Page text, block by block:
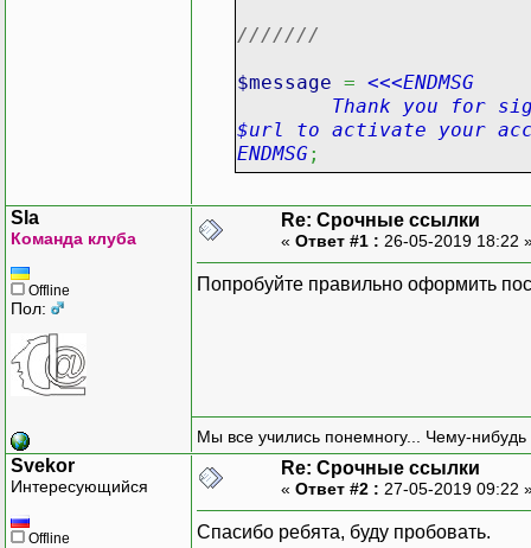
///////
$message = <<<ENDMSG
Thank you for
$url to activate your
ENDMSG;
mail($address, "Activate
///////
// получаем токен
throw newException(
}
В таком исполнении
// проверяем токен
$query = $db-
Sla
Команда клуба
Offline
Пол:
Re: Срочные ссылки
« Ответ #1 : 26-05-2019 18:22
Попробуйте правильно оформить
Мы все учились понемногу... Чему-нибудь
Svekor
Интересующийся
Offline
Re: Срочные ссылки
« Ответ #2 : 27-05-2019 09:22
Спасибо ребята, буду пробовать.